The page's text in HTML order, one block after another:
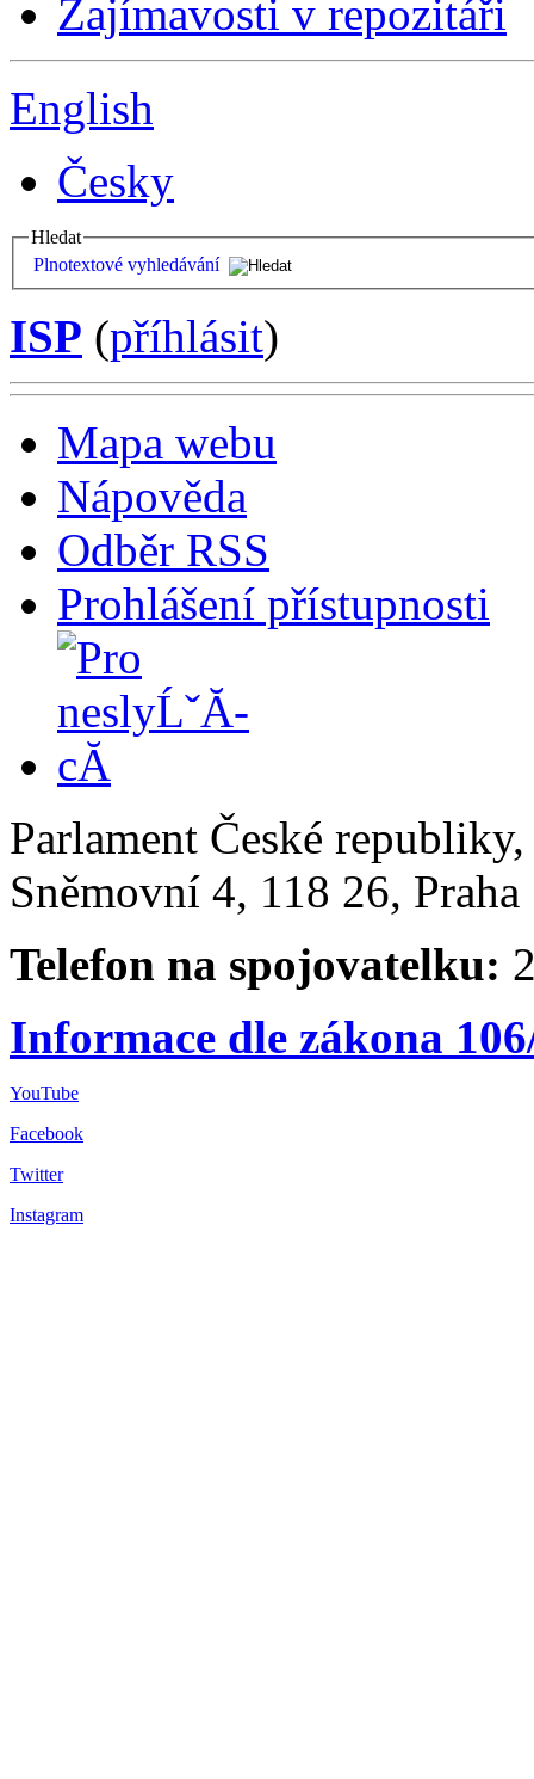
Zajímavosti v repozitáři
English
Česky
Hledat
Plnotextové vyhledávání
ISP (příhlásit)
Mapa webu
Nápověda
Odběr RSS
Prohlášení přístupnosti
Parlament České
Sněmovní 4, 118 26,
Telefon na spojovatelku:
Informace dle zákona
YouTube
Facebook
Twitter
Instagram